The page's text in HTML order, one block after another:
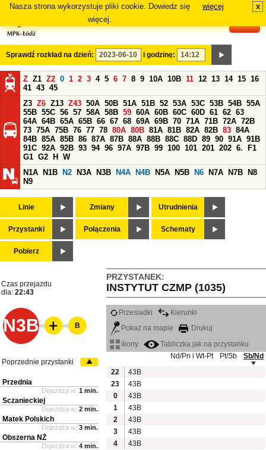
Nasza strona wykorzystuje pliki cookie. Dowiedz się
więcej.
więcej x
Sprawdź rozkład na dzień: i godzinę:
Z Z1 Z2 0 1 2 3 4 5 6 7 8 9 10A 10B 11 12 13 14 15 16
41 43 45
Z3 Z6 Z13 Z43 50A 50B 51A 51B 52 53A 53C 53B 54B 55A
55B 55C 56 57 58A 58B 59 60A 60B 60C 60D 61 62 63
64A 64B 65A 65B 66 67 68 69A 69B 70 71A 71B 72A 72B
73 75A 75B 76 77 78 80A 80B 81A 81B 82A 82B 83 84A
84B 85A 85B 86 87A 87B 88A 88B 88C 88D 89 90 91A 91B
91C 92A 92B 93 94 96 97A 97B 99 100 101 201 202 6.
F1
G1 G2 H
W
N1A
N1B N2 N3A N3B N4A N4B N5A N5B N6 N7A N7B
N8
N9
Linie Zmiany Utrudnienia
Przystanki Połączenia Schematy
Pobierz
PRZYSTANEK:
INSTYTUT CZMP (1035)
Czas przejazdu
dla: 22:43
N3B
Przesiadki
Kierunki
Pokaż na mapie
Drukuj
ikony
Tabliczka jak na przystanku
Nd/Pn i Wt-Pt
Pt/Sb
Sb/Nd
22
43B
23
43B
0
43B
1
43B
2
43B
3
43B
4
43B
B
Poprzednie przystanki
Przednia
Dojeżdża w: 1 min.
Sczanieckiej
Dojeżdża w: 2 min.
Matek Polskich
Dojeżdża w: 3 min.
Obszerna NŻ
Dojeżdża w: 4 min.